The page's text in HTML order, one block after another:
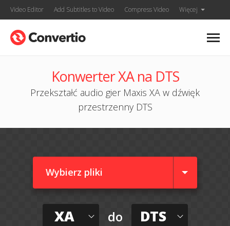
Video Editor Add Subtitles to Video Compress Video Więcej
Konwerter XA na DTS
Przekształć audio gier Maxis XA w dźwięk
przestrzenny DTS
Wybierz pliki
XA do DTS